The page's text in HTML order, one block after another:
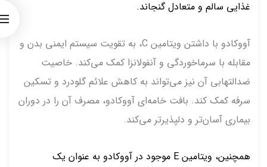
غذایی سالم و متعادل گنجاند.
آووکادو با داشتن ویتامین C، به تقویت سیستم ایمنی بدن و
مقابله با سرماخوردگی و آنفولانزا کمک می‌کند. خاصیت
ضدالتهابی آن نیز می‌تواند به کاهش علائم گلودرد و تسکین
سرفه کمک کند. بافت خامه‌ای آووکادو، مصرف آن را در دوران
بیماری آسان‌تر و دلپذیرتر می‌کند.
همچنین، ویتامین E موجود در آووکادو به عنوان یک